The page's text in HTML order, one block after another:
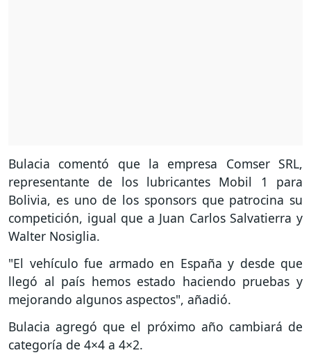
Bulacia comentó que la empresa Comser SRL,
representante de los lubricantes Mobil 1 para
Bolivia, es uno de los sponsors que patrocina su
competición, igual que a Juan Carlos Salvatierra y
Walter Nosiglia.
"El vehículo fue armado en España y desde que
llegó al país hemos estado haciendo pruebas y
mejorando algunos aspectos", añadió.
Bulacia agregó que el próximo año cambiará de
categoría de 4×4 a 4×2.